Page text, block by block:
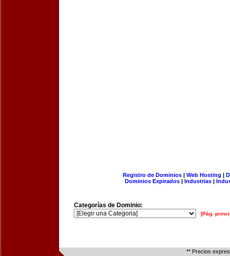
Registro de Dominios| Web Hosting |
Dominios Expirados | Industrias |
Categorías de Dominio:
[Pág.
** Precios